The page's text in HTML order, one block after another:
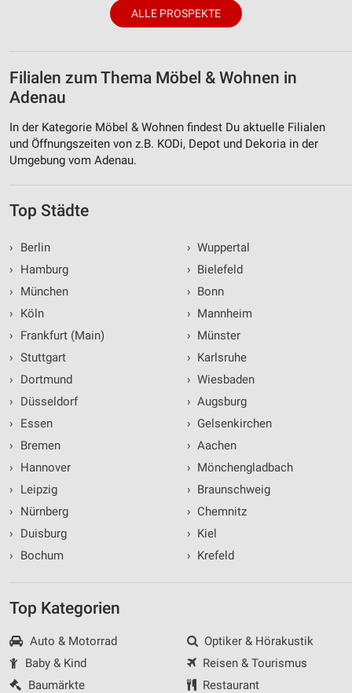
ALLE PROSPEKTE
Filialen zum Thema Möbel & Wohnen in
Adenau
In der Kategorie Möbel & Wohnen findest Du aktuelle Filialen
und Öffnungszeiten von z.B. KODi, Depot und Dekoria in der
Umgebung vom Adenau.
Top Städte
›
Berlin
›
Hamburg
›
München
›
Köln
›
Frankfurt (Main)
› Stuttgart
›
Dortmund
›
Düsseldorf
›
Essen
›
Bremen
›
Hannover
›
Leipzig
›
Nürnberg
›
Duisburg
›
Bochum
› Wuppertal
› Bielefeld
› Bonn
› Mannheim
› Münster
› Karlsruhe
› Wiesbaden
› Augsburg
› Gelsenkirchen
› Aachen
› Mönchengladbach
› Braunschweig
› Chemnitz
› Kiel
› Krefeld
Top Kategorien
Auto & Motorrad
Baby & Kind
Baumärkte
Optiker & Hörakustik
Reisen & Tourismus
Restaurant